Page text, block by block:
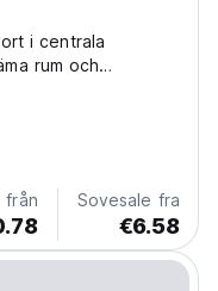
i centrala
rum och
dalen från vår
translated from
från Sovesale fra
€6.58